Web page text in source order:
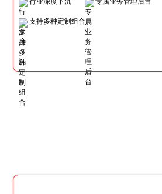
支持多种定制组合